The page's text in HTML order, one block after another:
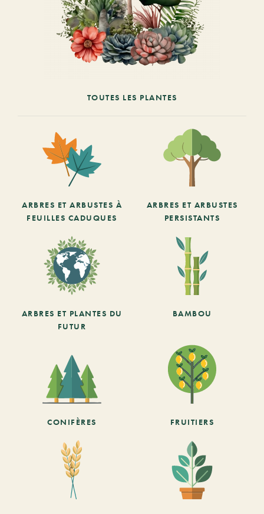
TOUTES LES PLANTES
ARBRES ET ARBUSTES À
FEUILLES CADUQUES
ARBRES ET ARBUSTES
PERSISTANTS
ARBRES ET PLANTES DU
FUTUR
BAMBOU
CONIFÈRES FRUITIERS